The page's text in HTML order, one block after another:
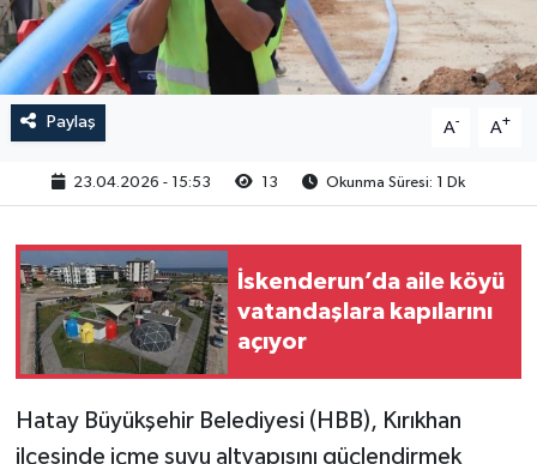
Paylaş A- A+
23.04.2026 - 15:53 13 Okunma Süresi: 1 Dk
İskenderun’da aile köyü
vatandaşlara kapılarını
açıyor
Hatay Büyükşehir Belediyesi (HBB), Kırıkhan
ilçesinde içme suyu altyapısını güçlendirmek